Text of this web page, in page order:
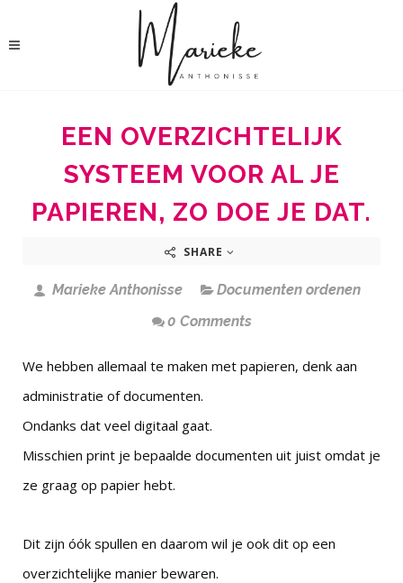
EEN OVERZICHTELIJK
SYSTEEM VOOR AL JE
PAPIEREN, ZO DOE JE DAT.
SHARE
Marieke Anthonisse
Documenten ordenen
0 Comments
We hebben allemaal te maken met papieren, denk aan
administratie of documenten.
Ondanks dat veel digitaal gaat.
Misschien print je bepaalde documenten uit juist omdat je
ze graag op papier hebt.
Dit zijn óók spullen en daarom wil je ook dit op een
overzichtelijke manier bewaren.